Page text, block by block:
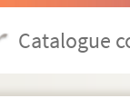
Catalogue